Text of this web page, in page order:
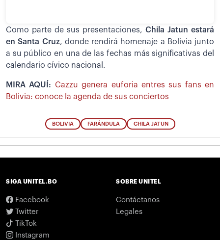
Como parte de sus presentaciones, Chila Jatun estará
en Santa Cruz, donde rendirá homenaje a Bolivia junto
a su público en una de las fechas más significativas del
calendario cívico nacional.
MIRA AQUÍ: Cazzu genera euforia entres sus fans en
Bolivia: conoce la agenda de sus conciertos
BOLIVIA FARÁNDULA CHILA JATUN
SIGA UNITEL.BO
Facebook
Twitter
TikTok
Instagram
SOBRE UNITEL
Contáctanos
Legales